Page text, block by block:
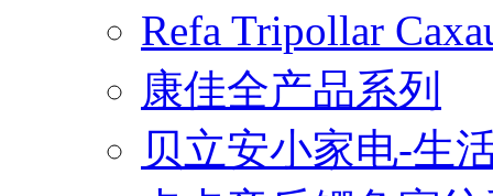
Refa Tripollar
康佳全产品系列
贝立安小家电-生